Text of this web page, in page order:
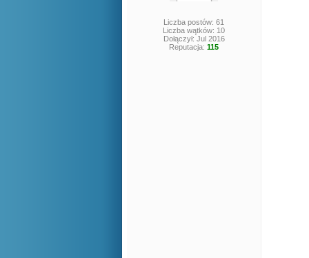
Liczba postów: 61
Liczba wątków: 10
Dołączył: Jul 2016
Reputacja: 115